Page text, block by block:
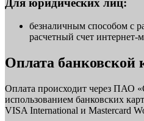
Для юридических лиц:
безналичным способом с
расчетный счет интернет-
Оплата банковской
Оплата происходит через ПАО
использованием банковских
VISA International и Mastercard